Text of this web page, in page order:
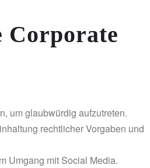
Corporate
um glaubwürdig aufzutreten.
rechtlicher Vorgaben und
Umgang mit Social Media.